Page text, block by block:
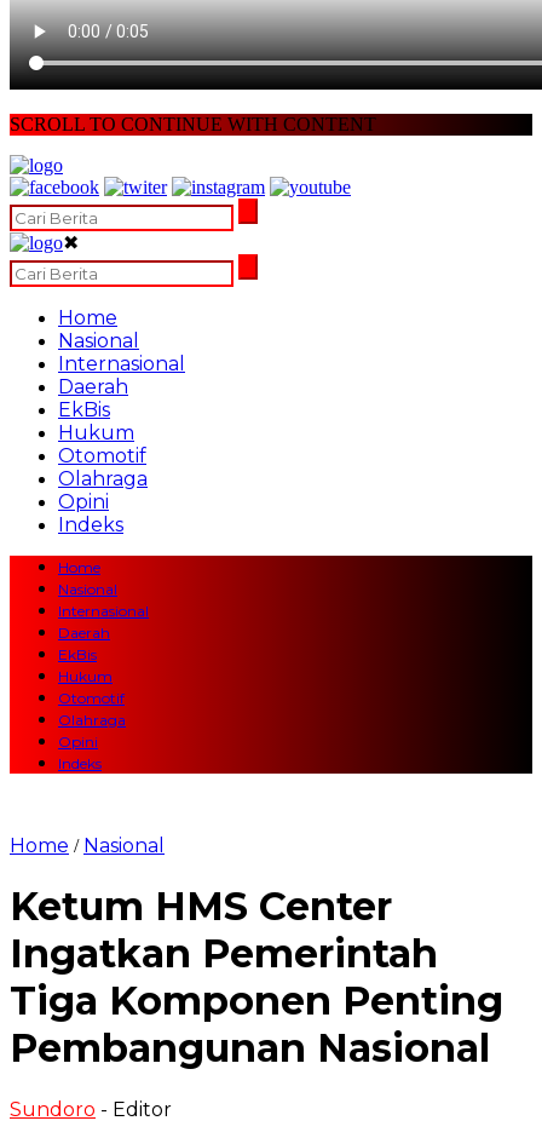
SCROLL TO CONTINUE WITH CONTENT
✖
Home
Nasional
Internasional
Daerah
EkBis
Hukum
Otomotif
Olahraga
Opini
Indeks
Home
Nasional
Internasional
Daerah
EkBis
Hukum
Otomotif
Olahraga
Opini
Indeks
Home / Nasional
Ketum HMS Center
Ingatkan Pemerintah
Tiga Komponen Penting
Pembangunan Nasional
Sundoro - Editor